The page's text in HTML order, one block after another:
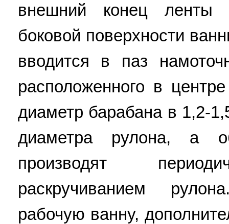
внешний конец ленты
боковой поверхности
вводится в паз
расположенного в
диаметр барабана в 1,2-
диаметра рулона, а
производят
раскручиванием
рабочую ванну,